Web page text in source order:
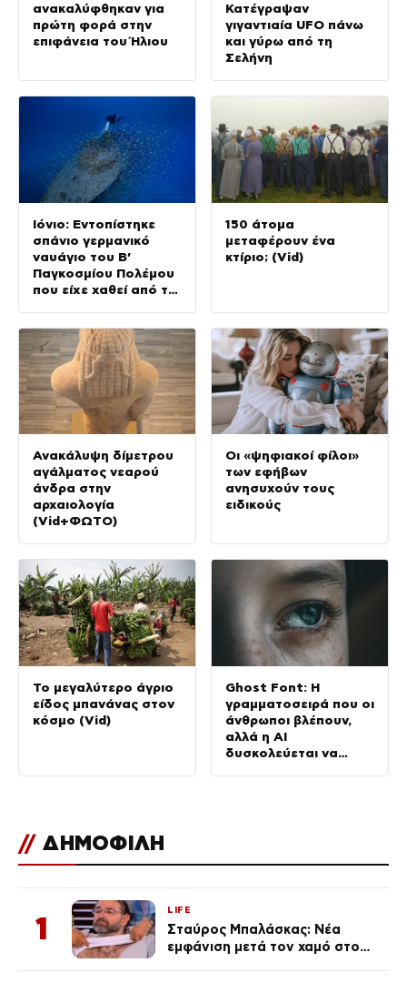
ανακαλύφθηκαν για
πρώτη φορά στην
επιφάνεια του Ήλιου
Κατέγραψαν
γιγαντιαία UFO πάνω
και γύρω από τη
Σελήνη
Ιόνιο: Εντοπίστηκε
σπάνιο γερμανικό
ναυάγιο του Β’
Παγκοσμίου Πολέμου
που είχε χαθεί από το
150 άτομα
μεταφέρουν ένα
κτίριο; (Vid)
Ανακάλυψη δίμετρου
αγάλματος νεαρού
άνδρα στην
αρχαιολογία
(Vid+ΦΩΤΟ)
Οι «ψηφιακοί φίλοι»
των εφήβων
ανησυχούν τους
ειδικούς
Το μεγαλύτερο άγριο
είδος μπανάνας στον
κόσμο (Vid)
Ghost Font: Η
γραμματοσειρά που οι
άνθρωποι βλέπουν,
αλλά η AI
δυσκολεύεται να
// ΔΗΜΟΦΙΛΗ
1
LIFE
Σταύρος Μπαλάσκας: Νέα
εμφάνιση μετά τον χαμό στο